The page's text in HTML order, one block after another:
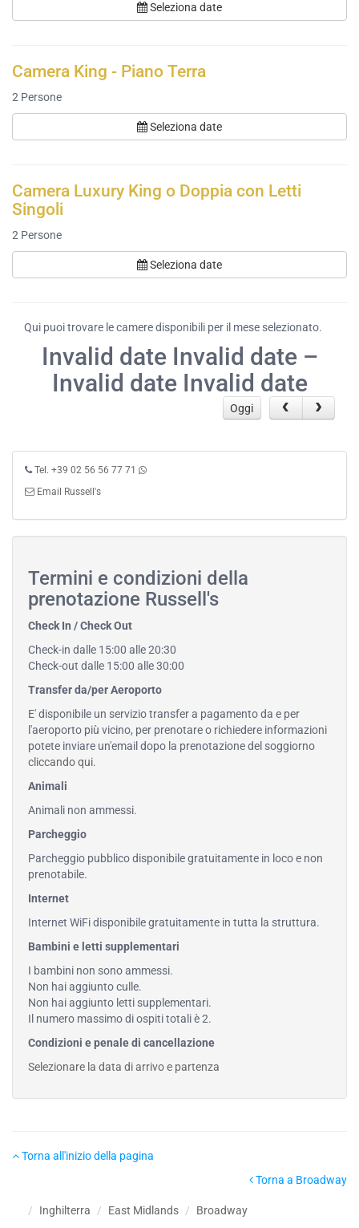
Seleziona date
Camera King - Piano Terra
2 Persone
Seleziona date
Camera Luxury King o Doppia con Letti
Singoli
2 Persone
Seleziona date
Qui puoi trovare le camere disponibili per il mese selezionato.
Invalid date Invalid date –
Invalid date Invalid date
Oggi
Tel. +39 02 56 56 77 71
Email Russell's
Termini e condizioni della
prenotazione Russell's
Check In / Check Out
Check-in dalle 15:00 alle 20:30
Check-out dalle 15:00 alle 30:00
Transfer da/per Aeroporto
E' disponibile un servizio transfer a pagamento da e per
l'aeroporto più vicino, per prenotare o richiedere informazioni
potete inviare un'email dopo la prenotazione del soggiorno
cliccando qui.
Animali
Animali non ammessi.
Parcheggio
Parcheggio pubblico disponibile gratuitamente in loco e non
prenotabile.
Internet
Internet WiFi disponibile gratuitamente in tutta la struttura.
Bambini e letti supplementari
I bambini non sono ammessi.
Non hai aggiunto culle.
Non hai aggiunto letti supplementari.
Il numero massimo di ospiti totali è 2.
Condizioni e penale di cancellazione
Selezionare la data di arrivo e partenza
Torna all'inizio della pagina
Torna a Broadway
Inghilterra East Midlands Broadway